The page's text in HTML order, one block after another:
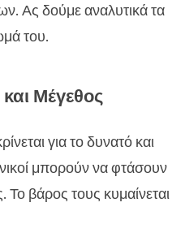
Ας δούμε αναλυτικά τα
του.
Μέγεθος
για το δυνατό και
μπορούν να φτάσουν
βάρος τους κυμαίνεται